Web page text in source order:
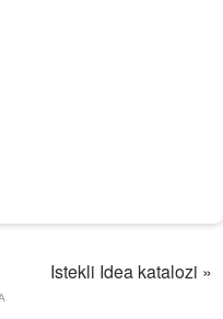
Istekli Idea katalozi »